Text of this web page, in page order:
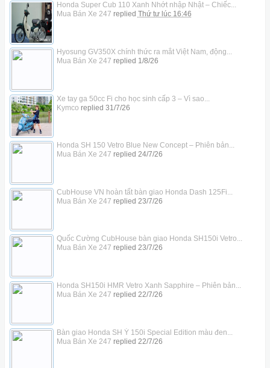
Honda Super Cub 110 Xanh Nhớt nhập Nhật – Chiếc...
Mua Bán Xe 247 replied Thứ tư lúc 16:46
Hyosung GV350X chính thức ra mắt Việt Nam, động...
Mua Bán Xe 247 replied 1/8/26
Xe tay ga 50cc Fi cho học sinh cấp 3 – Vì sao...
Kymco replied 31/7/26
Honda SH 150 Vetro Blue New Concept – Phiên bản...
Mua Bán Xe 247 replied 24/7/26
CubHouse VN hoàn tất bàn giao Honda Dash 125Fi...
Mua Bán Xe 247 replied 23/7/26
Quốc Cường CubHouse bàn giao Honda SH150i Vetro...
Mua Bán Xe 247 replied 23/7/26
Honda SH150i HMR Vetro Xanh Sapphire – Phiên bản...
Mua Bán Xe 247 replied 22/7/26
Bàn giao Honda SH Ý 150i Special Edition màu đen...
Mua Bán Xe 247 replied 22/7/26